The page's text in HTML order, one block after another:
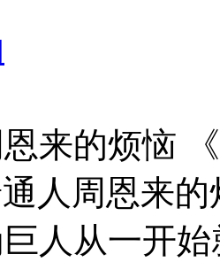
来的烦恼
通人周恩来
人从一开